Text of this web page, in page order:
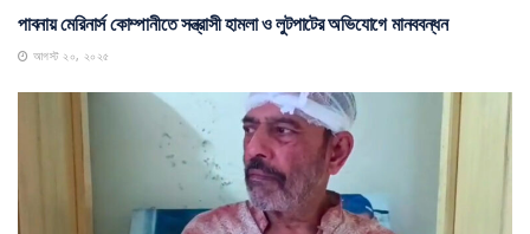
পাবনায় মেরিনার্স কোম্পানীতে সন্ত্রাসী হামলা ও লুটপাটের অভিযোগে মানববন্ধন
আগস্ট ২০, ২০২৫